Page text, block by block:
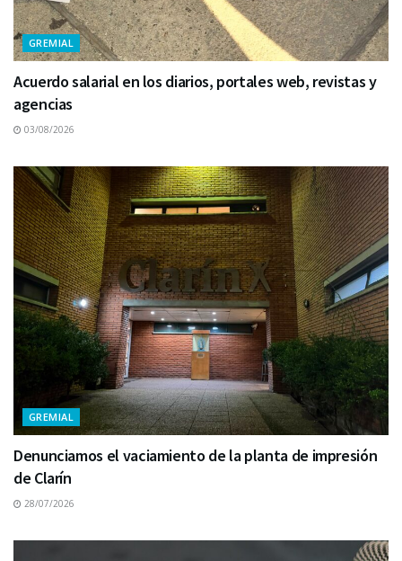
GREMIAL
Acuerdo salarial en los diarios, portales web, revistas y
agencias
03/08/2026
GREMIAL
Denunciamos el vaciamiento de la planta de impresión
de Clarín
28/07/2026